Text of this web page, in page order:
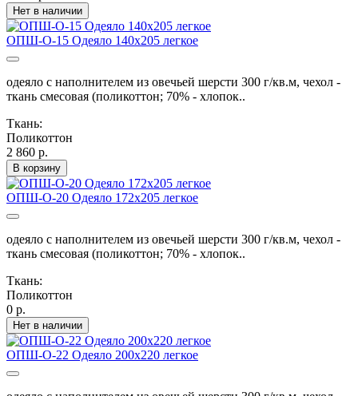
Нет в наличии
ОПШ-О-15 Одеяло 140х205 легкое
одеяло с наполнителем из овечьей шерсти 300 г/кв.м, чехол -
ткань смесовая (поликоттон; 70% - хлопок..
Ткань:
Поликоттон
2 860 р.
В корзину
ОПШ-О-20 Одеяло 172х205 легкое
одеяло с наполнителем из овечьей шерсти 300 г/кв.м, чехол -
ткань смесовая (поликоттон; 70% - хлопок..
Ткань:
Поликоттон
0 р.
Нет в наличии
ОПШ-О-22 Одеяло 200х220 легкое